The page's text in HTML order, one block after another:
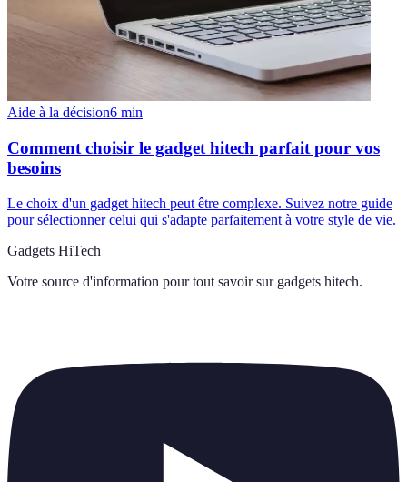
Aide à la décision6 min
Comment choisir le gadget hitech parfait pour vos
besoins
Le choix d'un gadget hitech peut être complexe. Suivez notre guide
pour sélectionner celui qui s'adapte parfaitement à votre style de vie.
Gadgets HiTech
Votre source d'information pour tout savoir sur gadgets hitech.